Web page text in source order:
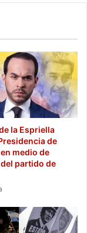
la Espriella
de
medio de
partido de